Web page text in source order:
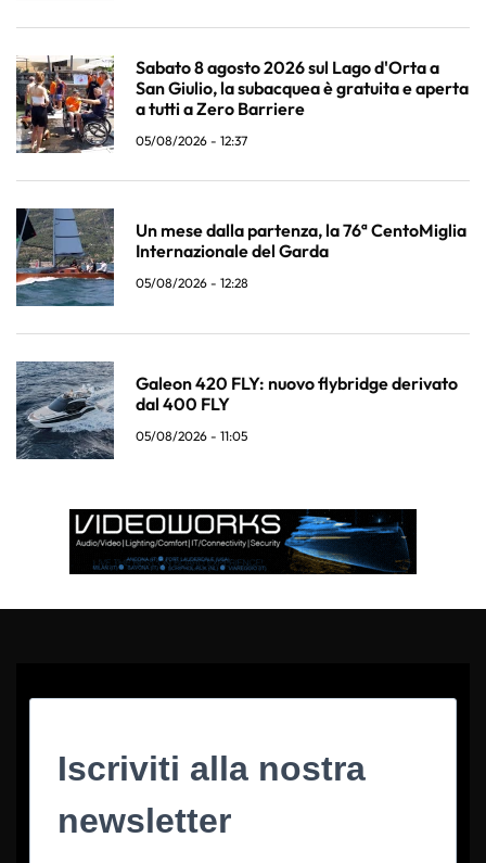
Sabato 8 agosto 2026 sul Lago d'Orta a
San Giulio, la subacquea è gratuita e aperta
a tutti a Zero Barriere
05/08/2026 - 12:37
Un mese dalla partenza, la 76ª CentoMiglia
Internazionale del Garda
05/08/2026 - 12:28
Galeon 420 FLY: nuovo flybridge derivato
dal 400 FLY
05/08/2026 - 11:05
Iscriviti alla nostra
newsletter